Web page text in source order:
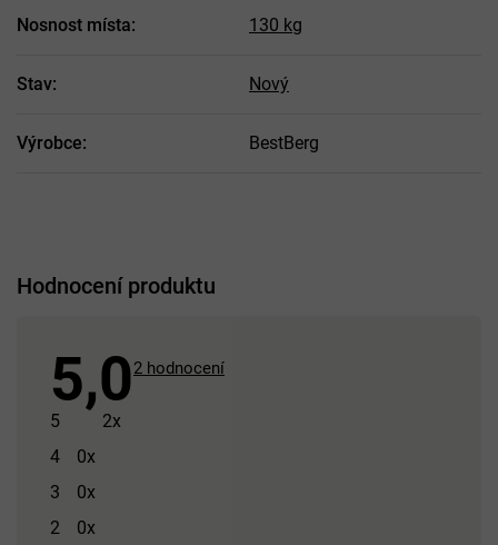
Nosnost místa: 130 kg
Stav: Nový
Výrobce: BestBerg
Hodnocení produktu
5,0Průměrné
2 hodnocení
5
2x
4
0x
3
0x
2
0x